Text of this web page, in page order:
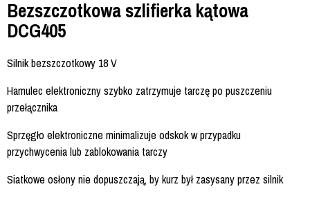
Bezszczotkowa szlifierka kątowa
DCG405
Silnik bezszczotkowy 18 V
Hamulec elektroniczny szybko zatrzymuje tarczę po puszczeniu
przełącznika
Sprzęgło elektroniczne minimalizuje odskok w przypadku
przychwycenia lub zablokowania tarczy
Siatkowe osłony nie dopuszczają, by kurz był zasysany przez silnik